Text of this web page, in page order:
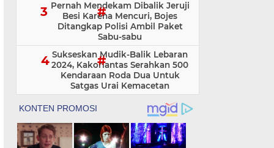
Pernah Mendekam Dibalik Jeruji
Besi Karena Mencuri, Bojes
Ditangkap Polisi Ambil Paket
Sabu-sabu
Sukseskan Mudik-Balik Lebaran
2024, Kakorlantas Serahkan 500
Kendaraan Roda Dua Untuk
Satgas Urai Kemacetan